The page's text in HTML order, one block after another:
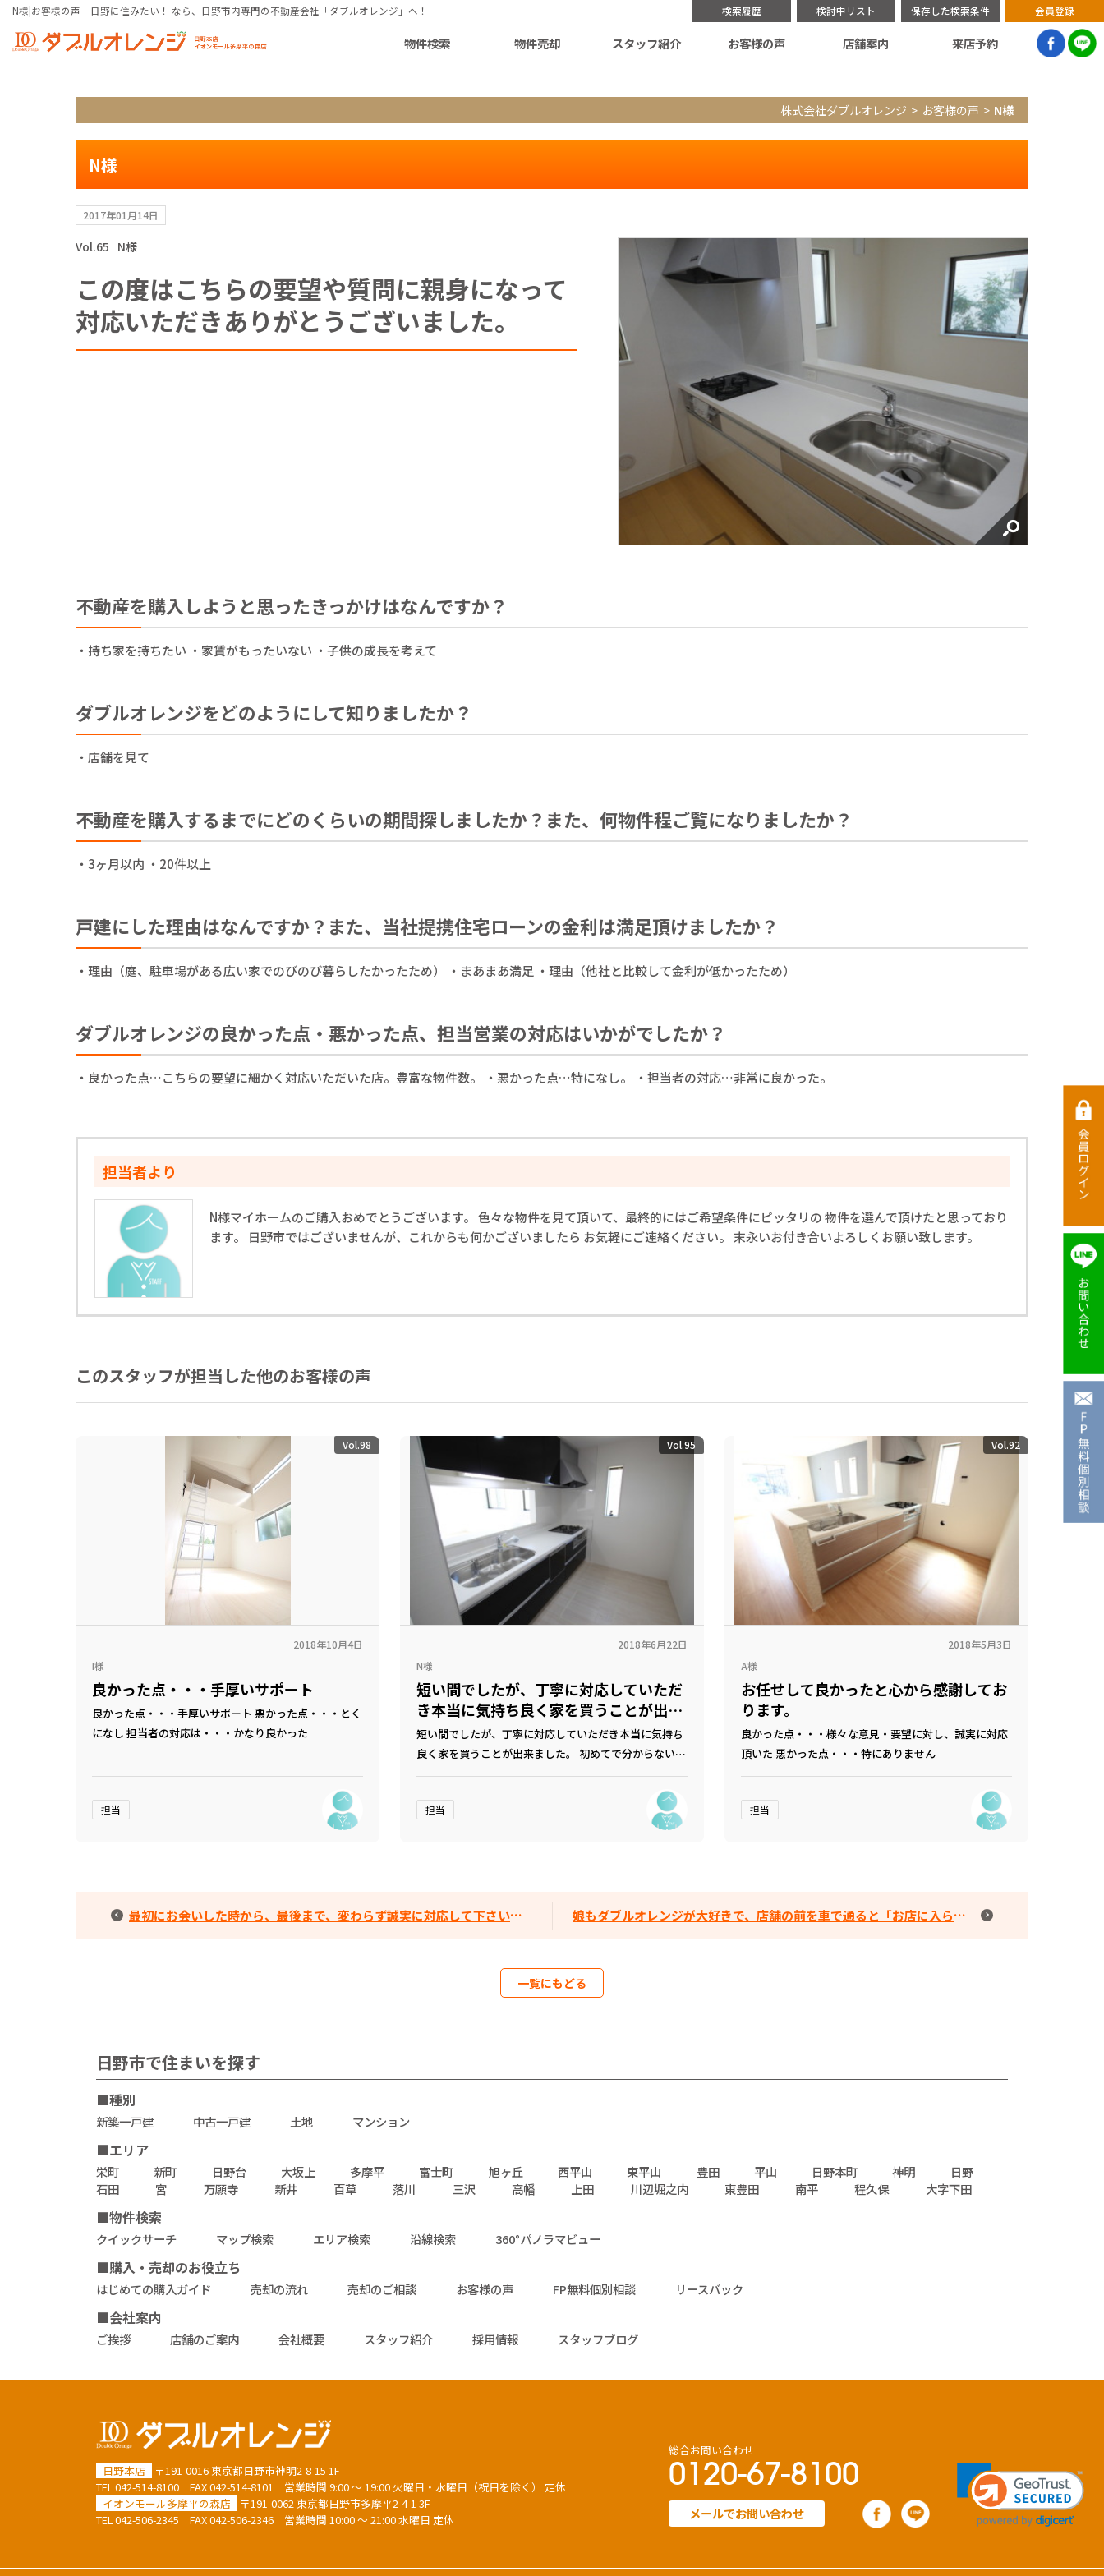
N様|お客様の声｜日野に住みたい！ なら、日野市内専門の不動産会社「ダブルオレンジ」へ！ 検索履歴 検討中リスト 保存した検索条件 会員登録
物件検索 物件売却 スタッフ紹介 お客様の声 店舗案内 来店予約
株式会社ダブルオレンジ お客様の声 N様
N様
2017年01月14日
Vol.65 N様
この度はこちらの要望や質問に親身になって
対応いただきありがとうございました。
不動産を購入しようと思ったきっかけはなんですか？
・持ち家を持ちたい ・家賃がもったいない ・子供の成長を考えて
ダブルオレンジをどのようにして知りましたか？
・店舗を見て
不動産を購入するまでにどのくらいの期間探しましたか？また、何物件程ご覧になりましたか？
・3ヶ月以内 ・20件以上
戸建にした理由はなんですか？また、当社提携住宅ローンの金利は満足頂けましたか？
・理由（庭、駐車場がある広い家でのびのび暮らしたかったため） ・まあまあ満足 ・理由（他社と比較して金利が低かったため）
ダブルオレンジの良かった点・悪かった点、担当営業の対応はいかがでしたか？
・良かった点…こちらの要望に細かく対応いただいた店。豊富な物件数。 ・悪かった点…特になし。 ・担当者の対応…非常に良かった。
担当者より
N様マイホームのご購入おめでとうございます。 色々な物件を見て頂いて、最終的にはご希望条件にピッタリの 物件を選んで頂けたと思っており
ます。 日野市ではございませんが、これからも何かございましたら お気軽にご連絡ください。 末永いお付き合いよろしくお願い致します。
このスタッフが担当した他のお客様の声
Vol.98
2018年10月4日
I様
良かった点・・・手厚いサポート
良かった点・・・手厚いサポート 悪かった点・・・とく
になし 担当者の対応は・・・かなり良かった
担当
Vol.95
2018年6月22日
N様
短い間でしたが、丁寧に対応していただ
き本当に気持ち良く家を買うことが出来
ました。
短い間でしたが、丁寧に対応していただき本当に気持ち
良く家を買うことが出来ました。 初めてで分からないこ
とも事も多く、不安でいっぱいでしたが大久保さんにし
っかり教えてもらえて安心して取引できました。 本当に
ありがとうございました。もうお世話にならないように
担当
Vol.92
2018年5月3日
A様
お任せして良かったと心から感謝してお
ります。
良かった点・・・様々な意見・要望に対し、誠実に対応
頂いた 悪かった点・・・特にありません
担当
最初にお会いした時から、最後まで、変わらず誠実に対応して下さいました。 娘もダブルオレンジが大好きで、店舗の前を車で通ると「お店に入らないの？」と言ってきます。
一覧にもどる
日野市で住まいを探す
■種別
新築一戸建 中古一戸建 土地 マンション
■エリア
栄町 新町 日野台 大坂上 多摩平 富士町 旭ヶ丘 西平山 東平山 豊田 平山 日野本町 神明
日野
石田
宮 万願寺 新井 百草 落川 三沢 高幡 上田 川辺堀之内 東豊田 南平 程久保 大字下田
■物件検索
クイックサーチ マップ検索 エリア検索 沿線検索 360°パノラマビュー
■購入・売却のお役立ち
はじめての購入ガイド 売却の流れ 売却のご相談 お客様の声 FP無料個別相談 リースバック
■会社案内
ご挨拶 店舗のご案内 会社概要 スタッフ紹介 採用情報 スタッフブログ
日野本店
〒191-0016 東京都日野市神明2-8-15 1F
TEL 042-514-8100 FAX 042-514-8101 営業時間 9:00 ～ 19:00 火曜日・水曜日（祝日を除く） 定休
イオンモール多摩平の森店
〒191-0062 東京都日野市多摩平2-4-1 3F
TEL 042-506-2345 FAX 042-506-2346 営業時間 10:00 ～ 21:00 水曜日 定休
総合お問い合わせ
0120-67-8100
メールでお問い合わせ